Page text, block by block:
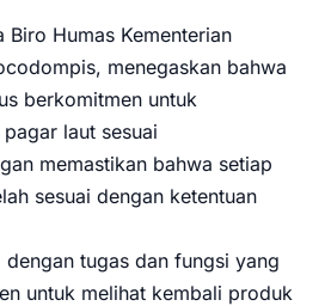
Biro Humas Kementerian
menegaskan bahwa
berkomitmen untuk
laut sesuai
memastikan bahwa setiap
sesuai dengan ketentuan
dengan tugas dan fungsi yang
untuk melihat kembali produk